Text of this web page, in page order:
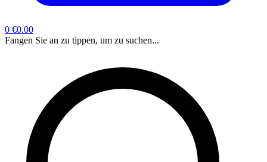
0 €0.00
Fangen Sie an zu tippen, um zu suchen...